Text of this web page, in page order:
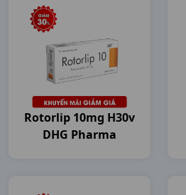
Rotorlip 10mg H30v
DHG Pharma